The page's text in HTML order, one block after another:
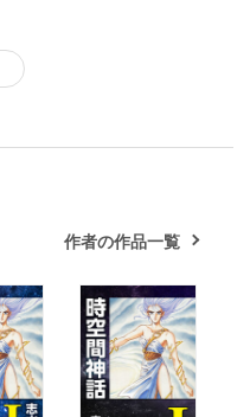
作者の作品一覧